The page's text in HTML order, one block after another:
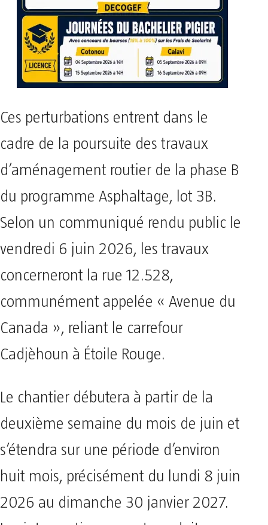
Ces perturbations entrent dans le
cadre de la poursuite des travaux
d’aménagement routier de la phase B
du programme Asphaltage, lot 3B.
Selon un communiqué rendu public le
vendredi 6 juin 2026, les travaux
concerneront la rue 12.528,
communément appelée « Avenue du
Canada », reliant le carrefour
Cadjèhoun à Étoile Rouge.
Le chantier débutera à partir de la
deuxième semaine du mois de juin et
s’étendra sur une période d’environ
huit mois, précisément du lundi 8 juin
2026 au dimanche 30 janvier 2027.